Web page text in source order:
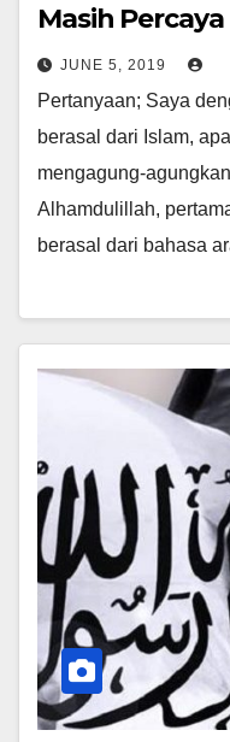
Masih
JUNE 5, 2019
Pertanyaan; Saya
berasal dari Islam,
mengagung-
Alhamdulillah,
berasal dari bahasa